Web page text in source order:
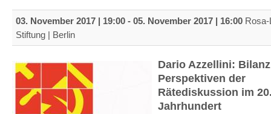
03. November 2017 | 19:00 - 05. November 2017 | 16:00
Stiftung | Berlin
Dario Azzellini:
Perspektiven der
Rätediskussion im
Jahrhundert